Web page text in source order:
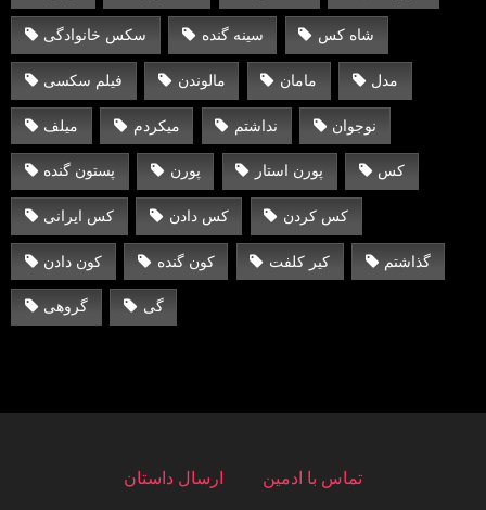
سکس خانوادگی سینه گنده شاه کس
فیلم سکسی مالوندن مامان مدل
میلف میکردم نداشتم نوجوان
پستون گنده پورن پورن استار کس
کس ایرانی کس دادن کس کردن
کون دادن کون گنده کیر کلفت گذاشتم
گروهی گی
تماس با ادمین ارسال داستان